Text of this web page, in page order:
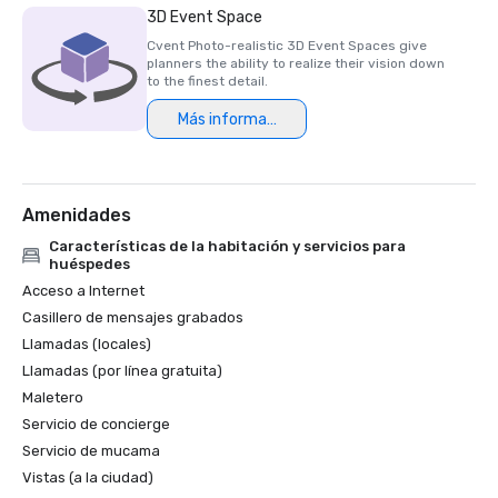
3D Event Space
Cvent Photo-realistic 3D Event Spaces give
planners the ability to realize their vision down
to the finest detail.
Más información
Amenidades
Características de la habitación y servicios para
huéspedes
Acceso a Internet
Casillero de mensajes grabados
Llamadas (locales)
Llamadas (por línea gratuita)
Maletero
Servicio de concierge
Servicio de mucama
Vistas (a la ciudad)